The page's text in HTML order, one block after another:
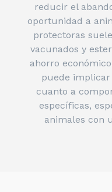
reducir el
oportunidad a
protectoras
vacunados y
ahorro
puede
cuanto a
específicas,
animales con